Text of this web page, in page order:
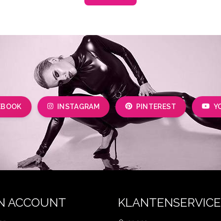
INSTAGRAM PINTEREST
ACCOUNT KLANTENSERVICE